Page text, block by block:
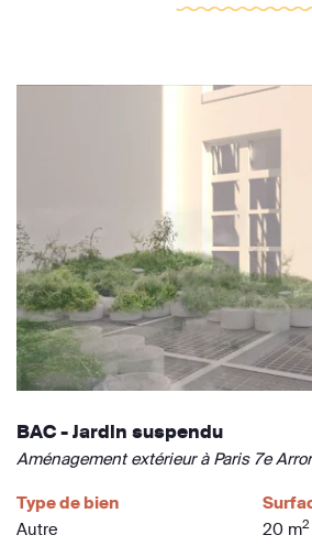
BAC - Jardin suspendu
Aménagement extérieur à Paris 7e
Type de bien
Autre
20 m2